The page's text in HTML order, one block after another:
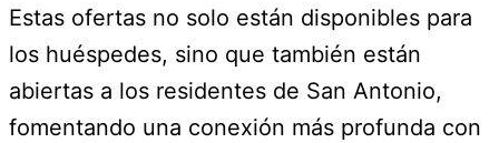
Estas ofertas no solo están disponibles para
los huéspedes, sino que también están
abiertas a los residentes de San Antonio,
fomentando una conexión más profunda con